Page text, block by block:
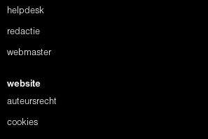
helpdesk
redactie
webmaster
website
auteursrecht
cookies